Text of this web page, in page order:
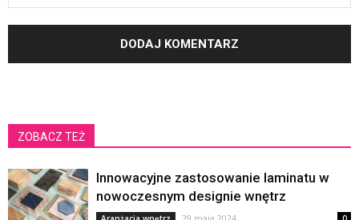
ZOBACZ TEŻ
Innowacyjne zastosowanie laminatu w
nowoczesnym designie wnętrz